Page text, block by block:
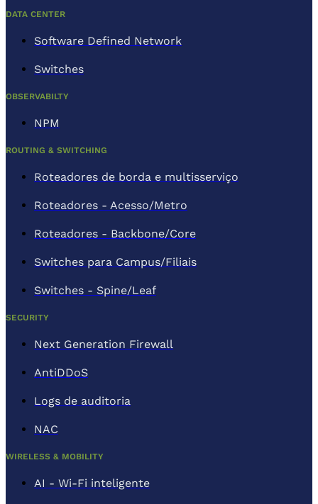
DATA CENTER
Software Defined Network
Switches
OBSERVABILTY
NPM
ROUTING & SWITCHING
Roteadores de borda e multisserviço
Roteadores - Acesso/Metro
Roteadores - Backbone/Core
Switches para Campus/Filiais
Switches - Spine/Leaf
SECURITY
Next Generation Firewall
AntiDDoS
Logs de auditoria
NAC
WIRELESS & MOBILITY
AI - Wi-Fi inteligente